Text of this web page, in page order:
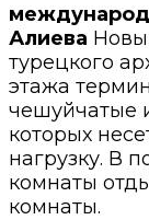
Алиева
турецкого
этажа
чешуйчатые
которых
нагрузку. В
комнаты
комнаты.